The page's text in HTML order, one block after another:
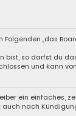
Folgenden „das
so darfst du
und kann
ein einfaches,
nach